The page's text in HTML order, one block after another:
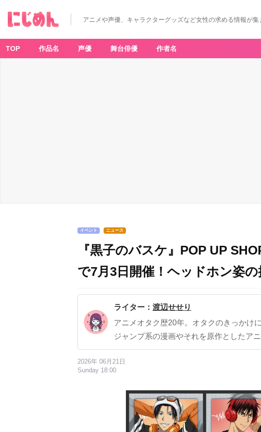
アニメや声優、キャラクターグッズなど女性の求める情報が集
TOP 作品名 声優 舞台俳優 作者名
イベント ニュース
『黒子のバスケ』POP UP
で7月3日開催！ヘッドホン姿
ライター： 渡辺せせり
アニメオタク歴20年。オタクのきっかけ
ジャンプ系の漫画やそれを原作としたア
2026年 06月21日
Sunday 18:00